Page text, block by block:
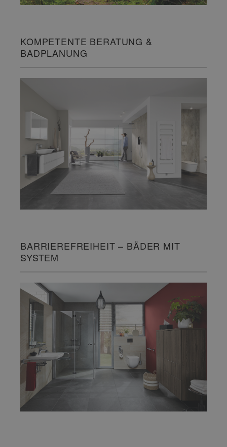
KOMPETENTE BERATUNG &
BADPLANUNG
BARRIEREFREIHEIT – BÄDER MIT
SYSTEM